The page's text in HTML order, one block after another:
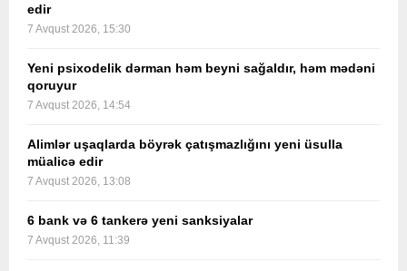
edir
7 Avqust 2026, 15:30
Yeni psixodelik dərman həm beyni sağaldır, həm mədəni
qoruyur
7 Avqust 2026, 14:54
Alimlər uşaqlarda böyrək çatışmazlığını yeni üsulla
müalicə edir
7 Avqust 2026, 13:08
6 bank və 6 tankerə yeni sanksiyalar
7 Avqust 2026, 11:39